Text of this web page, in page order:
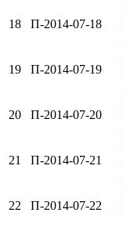
18 П-2014-07-18
19 П-2014-07-19
20 П-2014-07-20
21 П-2014-07-21
22 П-2014-07-22